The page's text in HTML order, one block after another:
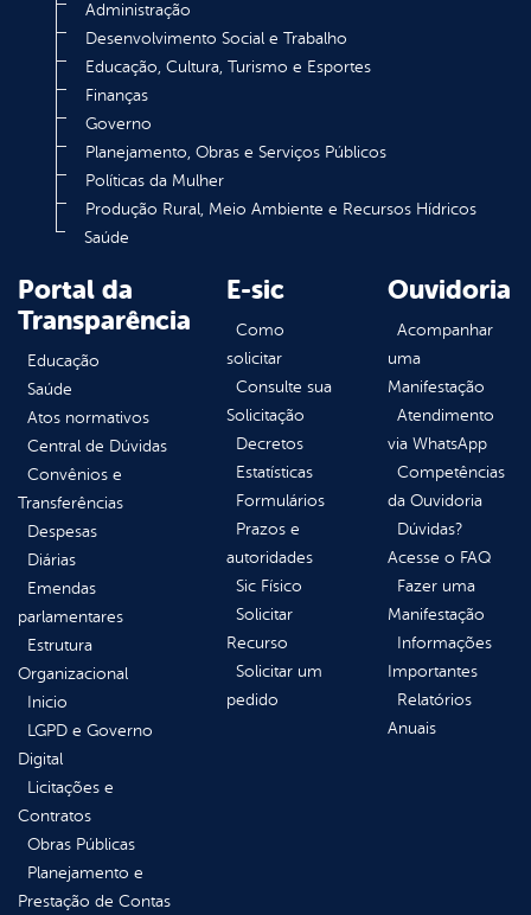
Administração
Desenvolvimento Social e Trabalho
Educação, Cultura, Turismo e Esportes
Finanças
Governo
Planejamento, Obras e Serviços Públicos
Políticas da Mulher
Produção Rural, Meio Ambiente e Recursos Hídricos
Saúde
Portal da
Transparência
Educação
Saúde
Atos normativos
Central de Dúvidas
Convênios e
Transferências
Despesas
Diárias
Emendas
parlamentares
Estrutura
Organizacional
Inicio
LGPD e Governo
Digital
Licitações e
Contratos
Obras Públicas
Planejamento e
Prestação de Contas
E-sic
Como
solicitar
Consulte sua
Solicitação
Decretos
Estatísticas
Formulários
Prazos e
autoridades
Sic Físico
Solicitar
Recurso
Solicitar um
pedido
Ouvidoria
Acompanhar
uma
Manifestação
Atendimento
via WhatsApp
Competências
da Ouvidoria
Dúvidas?
Acesse o FAQ
Fazer uma
Manifestação
Informações
Importantes
Relatórios
Anuais